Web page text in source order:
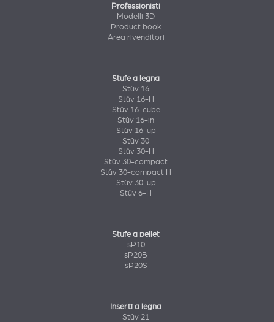
Professionisti
Modelli 3D
Product book
Area rivenditori
Stufe a legna
Stûv 16
Stûv 16-H
Stûv 16-cube
Stûv 16-in
Stûv 16-up
Stûv 30
Stûv 30-H
Stûv 30-compact
Stûv 30-compact H
Stûv 30-up
Stûv 6-H
Stufe a pellet
sP10
sP20B
sP20S
Inserti a legna
Stûv 21